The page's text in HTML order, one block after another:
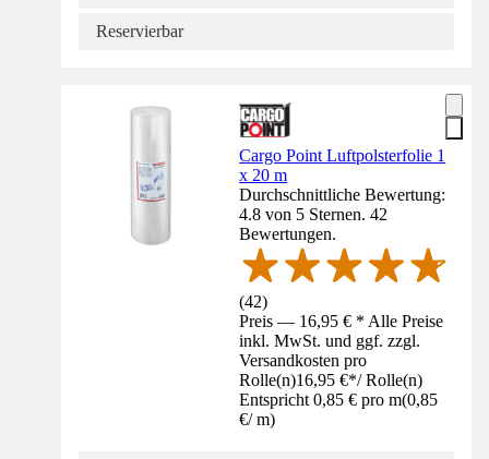
Reservierbar
Cargo Point Luftpolsterfolie 1
x 20 m
Durchschnittliche Bewertung:
4.8 von 5 Sternen. 42
Bewertungen.
(42)
Preis — 16,95 € * Alle Preise
inkl. MwSt. und ggf. zzgl.
Versandkosten pro
Rolle(n)16,95 €*/ Rolle(n)
Entspricht 0,85 € pro m(0,85
€/ m)